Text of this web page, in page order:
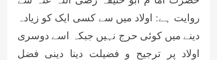
روایت ہے: اولاد میں سے کسی ایک کو زیادہ
دینے میں کوئی حرج نہیں جبکہ اسے دوسری
اولاد پر ترجیح و فضیلت دینا دینی فضل